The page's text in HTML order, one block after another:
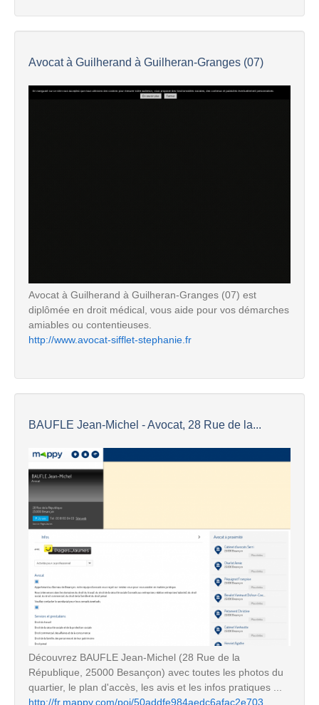
Avocat à Guilherand à Guilheran-Granges (07)
Avocat à Guilherand à Guilheran-Granges (07) est
diplômée en droit médical, vous aide pour vos démarches
amiables ou contentieuses.
http://www.avocat-sifflet-stephanie.fr
BAUFLE Jean-Michel - Avocat, 28 Rue de la...
Découvrez BAUFLE Jean-Michel (28 Rue de la
République, 25000 Besançon) avec toutes les photos du
quartier, le plan d'accès, les avis et les infos pratiques ...
http://fr.mappy.com/poi/50addfe984aedc6afac2e703